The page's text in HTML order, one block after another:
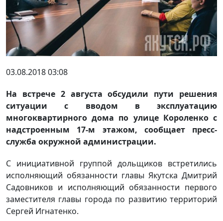
03.08.2018 03:08
На встрече 2 августа обсудили пути решения
ситуации с вводом в эксплуатацию
многоквартирного дома по улице Короленко с
надстроенным 17-м этажом, сообщает пресс-
служба окружной администрации.
С инициативной группой дольщиков встретились
исполняющий обязанности главы Якутска Дмитрий
Садовников и исполняющий обязанности первого
заместителя главы города по развитию территорий
Сергей Игнатенко.